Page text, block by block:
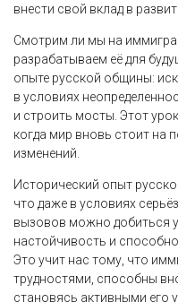
внести свой вклад в
Смотрим ли мы на
разрабатываем её для
опыте русской общины:
в условиях
и строить мосты. Этот
когда мир вновь стоит на
изменений.
Исторический опыт
что даже в условиях
вызовов можно добиться
настойчивость и
Это учит нас тому, что
трудностями, способны
становясь активными его